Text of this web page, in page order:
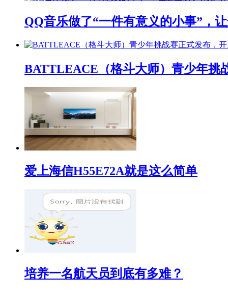
QQ音乐做了“一件有意义的小事”，
BATTLEACE（格斗大师）青少年挑
爱上海信H55E72A就是这么简单
培养一名航天员到底有多难？